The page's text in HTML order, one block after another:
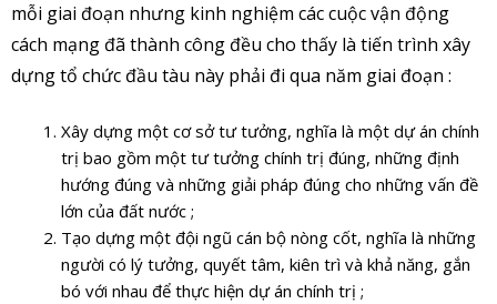
mỗi giai đoạn nhưng kinh nghiệm các cuộc vận động
cách mạng đã thành công đều cho thấy là tiến trình xây
dựng tổ chức đầu tàu này phải đi qua năm giai đoạn :
Xây dựng một cơ sở tư tưởng, nghĩa là một dự án chính
trị bao gồm một tư tưởng chính trị đúng, những định
hướng đúng và những giải pháp đúng cho những vấn đề
lớn của đất nước ;
Tạo dựng một đội ngũ cán bộ nòng cốt, nghĩa là những
người có lý tưởng, quyết tâm, kiên trì và khả năng, gắn
bó với nhau để thực hiện dự án chính trị ;